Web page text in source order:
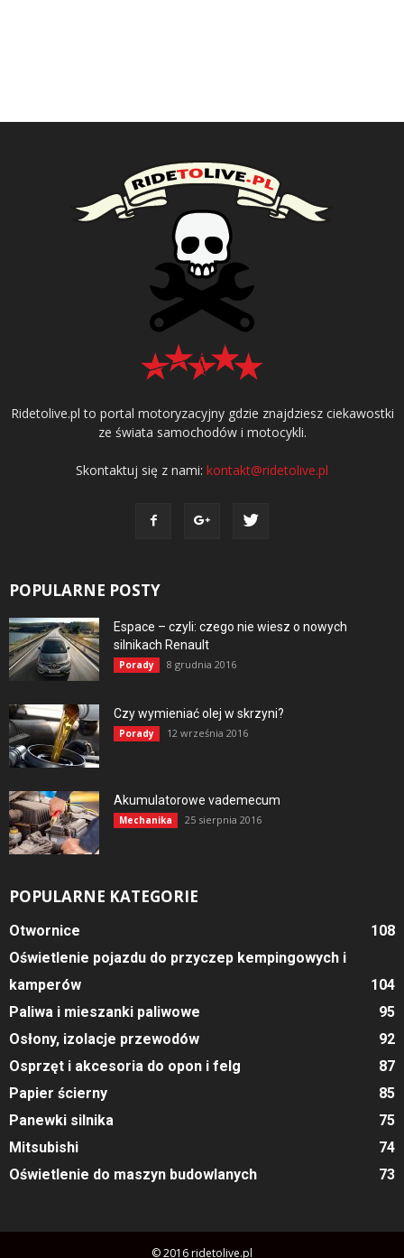
Ridetolive.pl to portal motoryzacyjny gdzie znajdziesz ciekawostki
ze świata samochodów i motocykli.
Skontaktuj się z nami: kontakt@ridetolive.pl
POPULARNE POSTY
Espace – czyli: czego nie wiesz o nowych
silnikach Renault
Porady 8 grudnia 2016
Czy wymieniać olej w skrzyni?
Porady 12 września 2016
Akumulatorowe vademecum
Mechanika 25 sierpnia 2016
POPULARNE KATEGORIE
Otwornice
108
Oświetlenie pojazdu do przyczep kempingowych i
kamperów
104
Paliwa i mieszanki paliwowe
95
Osłony, izolacje przewodów
92
Osprzęt i akcesoria do opon i felg
87
Papier ścierny
85
Panewki silnika
75
Mitsubishi
74
Oświetlenie do maszyn budowlanych
73
© 2016 ridetolive.pl